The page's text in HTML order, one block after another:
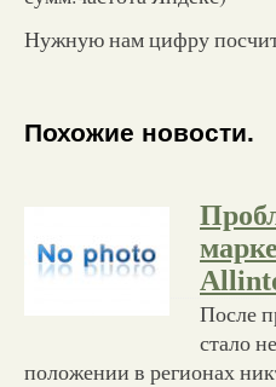
Нужную нам цифру
Похожие новости.
После
стало
положении в регионах